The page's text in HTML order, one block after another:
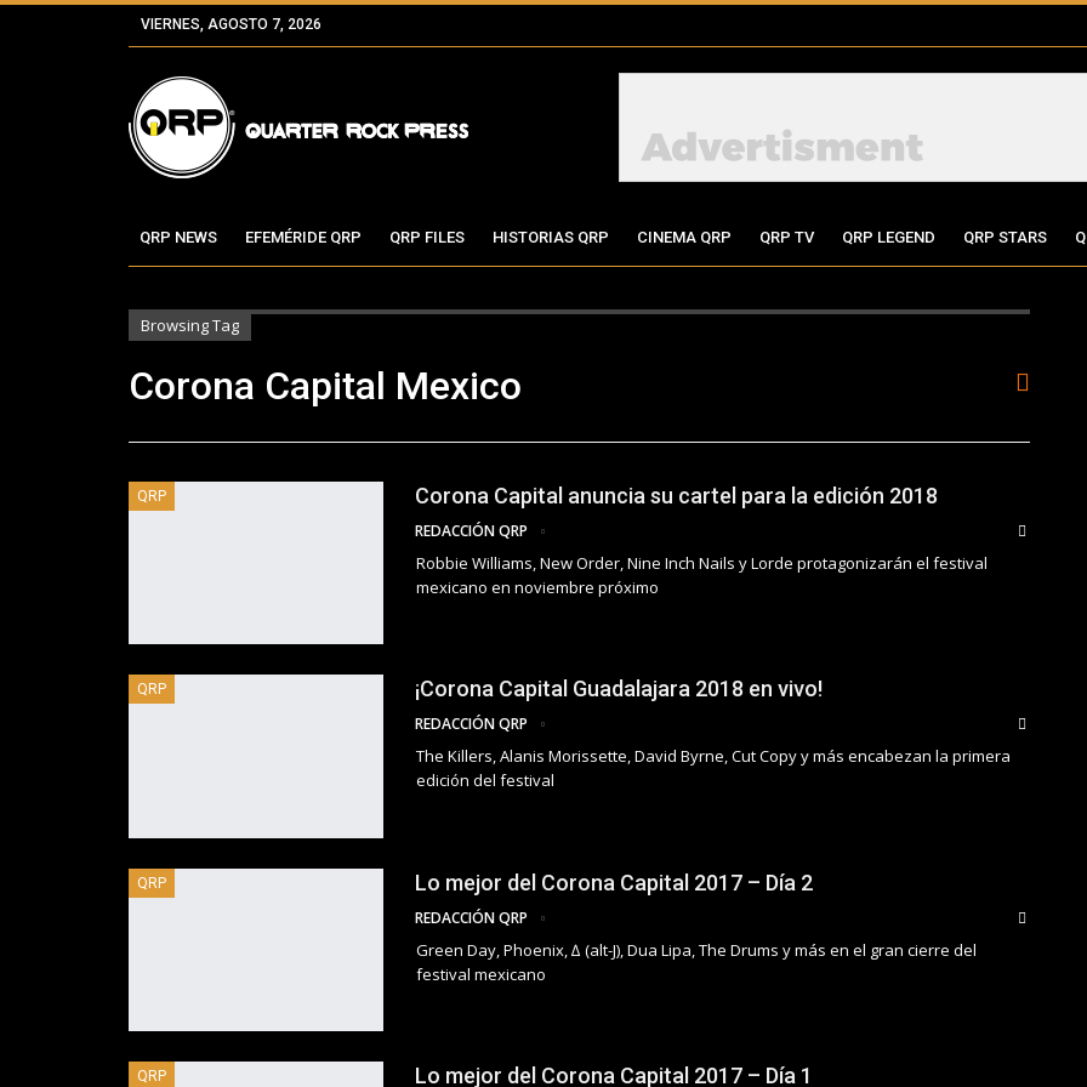
VIERNES, AGOSTO 7, 2026
QRP NEWS EFEMÉRIDE QRP QRP FILES HISTORIAS QRP CINEMA QRP QRP TV QRP LEGEND QRP STARS
Browsing Tag
Corona Capital Mexico
QRP Corona Capital anuncia su cartel para la edición 2018
REDACCIÓN QRP
Robbie Williams, New Order, Nine Inch Nails y Lorde protagonizarán el festival
mexicano en noviembre próximo
QRP ¡Corona Capital Guadalajara 2018 en vivo!
REDACCIÓN QRP
The Killers, Alanis Morissette, David Byrne, Cut Copy y más encabezan la primera
edición del festival
QRP Lo mejor del Corona Capital 2017 – Día 2
REDACCIÓN QRP
Green Day, Phoenix, ∆ (alt-J), Dua Lipa, The Drums y más en el gran cierre del
festival mexicano
QRP Lo mejor del Corona Capital 2017 – Día 1